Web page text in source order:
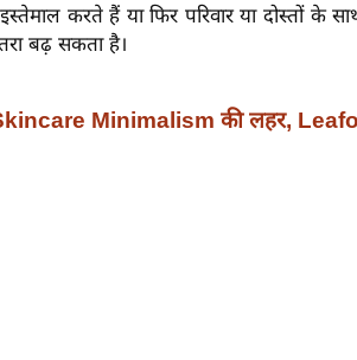
करते हैं या फिर परिवार या दोस्तों के
बढ़ सकता है।
Skincare Minimalism की लहर,